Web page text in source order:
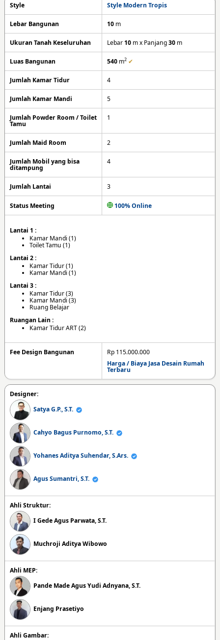
Style Style Modern Tropis
Lebar Bangunan 10 m
Ukuran Tanah Keseluruhan Lebar 10 m x Panjang30 m
Luas Bangunan 540 m2 ✔
Jumlah Kamar Tidur 4
Jumlah Kamar Mandi 5
Jumlah Powder Room / Toilet
Tamu
1
Jumlah Maid Room 2
Jumlah Mobil yang bisa
ditampung
4
Jumlah Lantai 3
Status Meeting 100% Online
Lantai 1 :
Kamar Mandi (1)
Toilet Tamu (1)
Lantai 2 :
Kamar Tidur (1)
Kamar Mandi (1)
Lantai 3 :
Kamar Tidur (3)
Kamar Mandi (3)
Ruang Belajar
Ruangan Lain :
Kamar Tidur ART (2)
Fee Design Bangunan
Rp 115.000.000
Harga / Biaya Jasa Desain Rumah
Terbaru
Designer:
Satya G.P., S.T.
Cahyo Bagus Purnomo, S.T.
Yohanes Aditya Suhendar, S.Ars.
Agus Sumantri, S.T.
Ahli Struktur:
I Gede Agus Parwata, S.T.
Muchroji Aditya Wibowo
Ahli MEP:
Pande Made Agus Yudi Adnyana, S.T.
Enjang Prasetiyo
Ahli Gambar: